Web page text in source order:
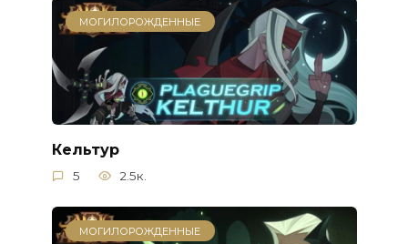
МОГИЛОРОЖДЕННЫЕ
Кельтур
5 2.5к.
МОГИЛОРОЖДЕННЫЕ